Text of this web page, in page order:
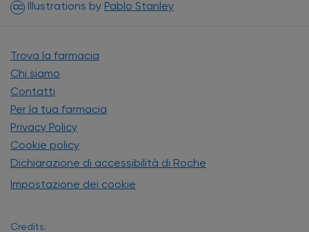
CC Illustrations by Pablo Stanley(si apre in una nuova
Trova la farmacia
Chi siamo
Contatti
Per la tua farmacia
Privacy Policy
Cookie policy
Dichiarazione di accessibilità di Roche
Impostazione dei cookie
Credits: